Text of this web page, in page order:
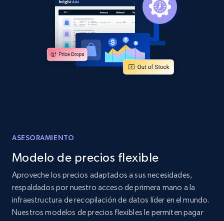
Amazon products global dataset - Collects
products by specific category URL
Title, Seller name, Brand, Description, Initial
Amazon products global dataset -
Collecting products by keyword search
Title, Seller name, Brand, Description, Initial
price, Currency, Availability, Reviews count, and
ASESORAMIENTO
Modelo de precios flexible
Aproveche los precios adaptados a sus necesidades,
respaldados por nuestro acceso de primera mano a la
infraestructura de recopilación de datos líder en el mundo.
Nuestros modelos de precios flexibles le permiten pagar